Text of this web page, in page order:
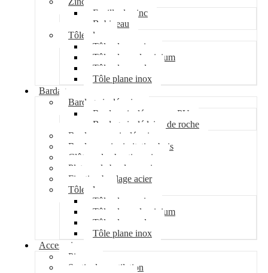
Feuille de zinc
Bobineau
Tôle plane
Tôle plane acier
Tôle plane aluminium
Tôle plane galva
Tôle plane inox
Bardage
Bardage isolé acier
Bardage isolé mousse PU
Bardage isolé laine de roche
Bardage non isolé acier
Bardage acier imitation bois
Clôture de chantier acier
Plateau de bardage acier
Fixation bardage acier
Tôle plane
Tôle plane acier
Tôle plane aluminium
Tôle plane galva
Tôle plane inox
Accessoires
Pipeco
Sortie de ventilation